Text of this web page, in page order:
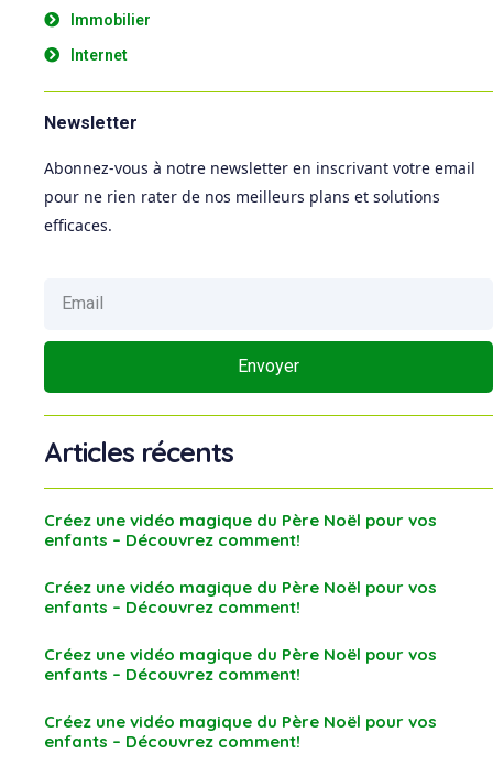
Immobilier
Internet
Newsletter
Abonnez-vous à notre newsletter en inscrivant votre email
pour ne rien rater de nos meilleurs plans et solutions
efficaces.
Envoyer
Articles récents
Créez une vidéo magique du Père Noël pour vos
enfants – Découvrez comment!
Créez une vidéo magique du Père Noël pour vos
enfants – Découvrez comment!
Créez une vidéo magique du Père Noël pour vos
enfants – Découvrez comment!
Créez une vidéo magique du Père Noël pour vos
enfants – Découvrez comment!